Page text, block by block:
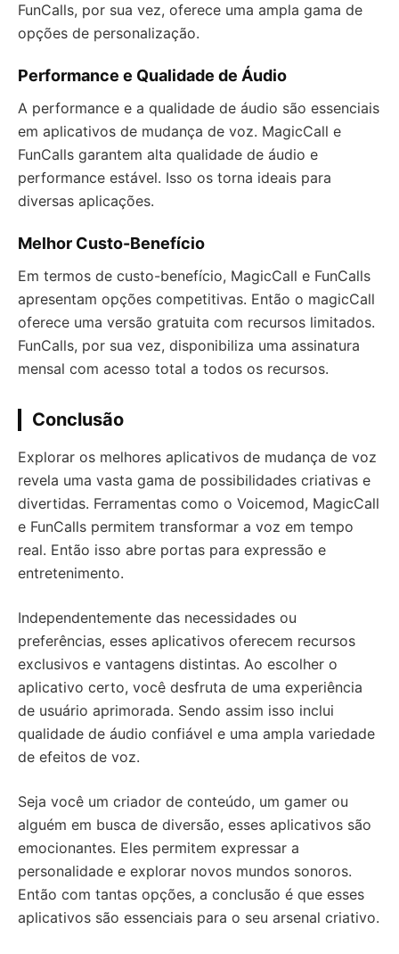
FunCalls, por sua vez, oferece uma ampla gama de
opções de personalização.
Performance e Qualidade de Áudio
A performance e a qualidade de áudio são essenciais
em aplicativos de mudança de voz. MagicCall e
FunCalls garantem alta qualidade de áudio e
performance estável. Isso os torna ideais para
diversas aplicações.
Melhor Custo-Benefício
Em termos de custo-benefício, MagicCall e FunCalls
apresentam opções competitivas. Então o magicCall
oferece uma versão gratuita com recursos limitados.
FunCalls, por sua vez, disponibiliza uma assinatura
mensal com acesso total a todos os recursos.
Conclusão
Explorar os melhores aplicativos de mudança de voz
revela uma vasta gama de possibilidades criativas e
divertidas. Ferramentas como o Voicemod, MagicCall
e FunCalls permitem transformar a voz em tempo
real. Então isso abre portas para expressão e
entretenimento.
Independentemente das necessidades ou
preferências, esses aplicativos oferecem recursos
exclusivos e vantagens distintas. Ao escolher o
aplicativo certo, você desfruta de uma experiência
de usuário aprimorada. Sendo assim isso inclui
qualidade de áudio confiável e uma ampla variedade
de efeitos de voz.
Seja você um criador de conteúdo, um gamer ou
alguém em busca de diversão, esses aplicativos são
emocionantes. Eles permitem expressar a
personalidade e explorar novos mundos sonoros.
Então com tantas opções, a conclusão é que esses
aplicativos são essenciais para o seu arsenal criativo.